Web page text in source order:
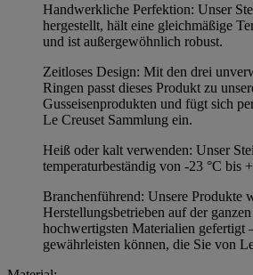
Handwerkliche Perfektion: Unser
hergestellt, hält eine gleichmäßige
und ist außergewöhnlich robust.
Zeitloses Design: Mit den drei
Ringen passt dieses Produkt zu
Gusseisenprodukten und fügt sich
Le Creuset Sammlung ein.
Heiß oder kalt verwenden: Unser
temperaturbeständig von -23 °C bis
Branchenführend: Unsere Produkte
Herstellungsbetrieben auf der
hochwertigsten Materialien gefertigt
gewährleisten können, die Sie von